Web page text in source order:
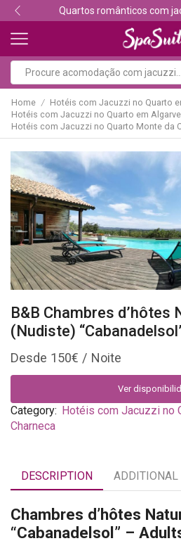
Quartos românticos com
Home / Hotéis com Jacuzzi no Quarto
Hotéis com Jacuzzi no Quarto em Algarve
Hotéis com Jacuzzi no Quarto Monte da
B&B Chambres d’hôtes
(Nudiste)
150€
Ver
Category: Hotéis com Jacuzzi no
Charneca
DESCRIPTION ADDITIONAL
Chambres d’hôtes
“Cabanadelsol” –